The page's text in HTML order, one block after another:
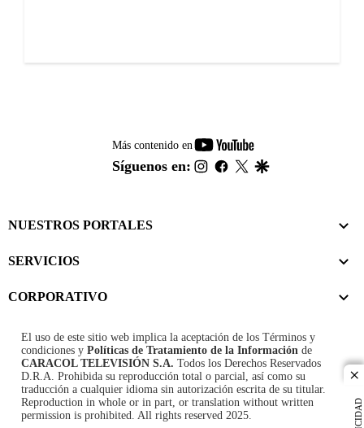
Más contenido en
youtube-
footer
Síguenos en: instagram
facebook
twitter
NUESTROS PORTALES
SERVICIOS
CORPORATIVO
El uso de este sitio web implica la aceptación de los Términos y
condiciones y Políticas de Tratamiento de la Información de
CARACOL TELEVISIÓN S.A. Todos los Derechos Reservados
D.R.A. Prohibida su reproducción total o parcial, así como su
traducción a cualquier idioma sin autorización escrita de su titular.
Reproduction in whole or in part, or translation without written
permission is prohibited. All rights reserved 2025.